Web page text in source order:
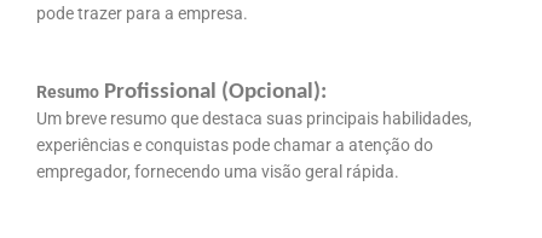
pode trazer para a empresa.
Resumo Profissional (Opcional):
Um breve resumo que destaca suas principais habilidades,
experiências e conquistas pode chamar a atenção do
empregador, fornecendo uma visão geral rápida.